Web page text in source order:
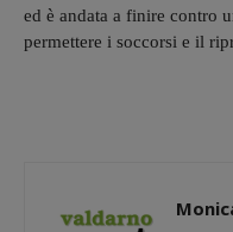
ed è andata a finire contro
permettere i soccorsi e il